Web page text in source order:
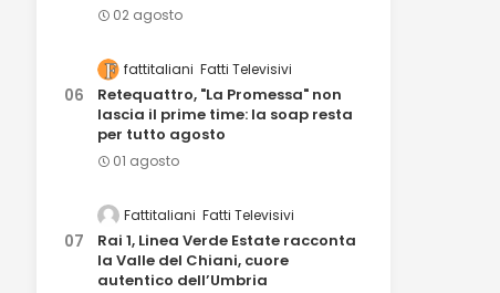
02 agosto
fattitaliani Fatti Televisivi
Retequattro, "La Promessa" non
lascia il prime time: la soap resta
per tutto agosto
01 agosto
Fattitaliani Fatti Televisivi
Rai 1, Linea Verde Estate racconta
la Valle del Chiani, cuore
autentico dell’Umbria